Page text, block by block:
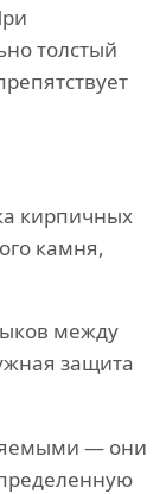
толстый
кирпичных
камня,
между
защита
— они